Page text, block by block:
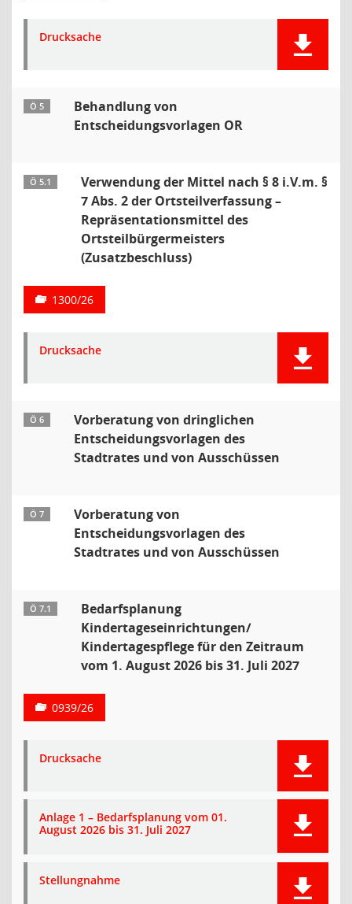
Drucksache
Ö 5
Behandlung von
Entscheidungsvorlagen OR
Ö 5.1
Verwendung der Mittel nach § 8 i.V.m. §
7 Abs. 2 der Ortsteilverfassung –
Repräsentationsmittel des
Ortsteilbürgermeisters
(Zusatzbeschluss)
1300/26
Drucksache
Ö 6
Vorberatung von dringlichen
Entscheidungsvorlagen des
Stadtrates und von Ausschüssen
Ö 7
Vorberatung von
Entscheidungsvorlagen des
Stadtrates und von Ausschüssen
Ö 7.1
Bedarfsplanung
Kindertageseinrichtungen/
Kindertagespflege für den Zeitraum
vom 1. August 2026 bis 31. Juli 2027
0939/26
Drucksache
Anlage 1 – Bedarfsplanung vom 01.
August 2026 bis 31. Juli 2027
Stellungnahme